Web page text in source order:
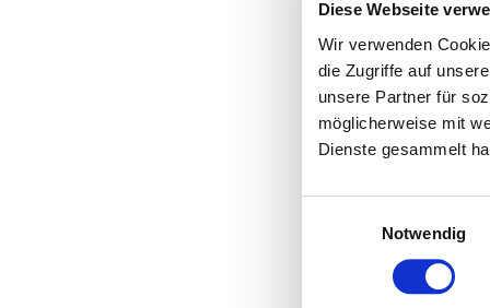
Diese Webseite
Wir verwenden
die Zugriffe auf
unsere Partner für
möglicherweise mit
Dienste gesammelt
Notwendig